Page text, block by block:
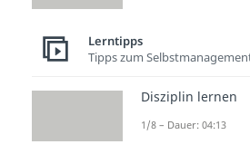
Zum Video:
Lerntipps
Tipps zum
Disziplin lernen
1/8 – Dauer: 04:13